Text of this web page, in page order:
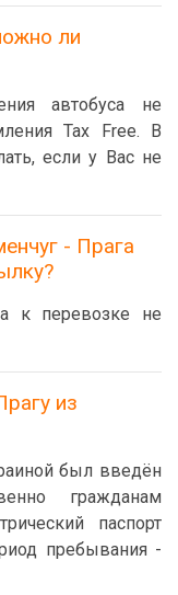
ли
автобуса не
Tax Free. В
если у Вас не
- Прага
к перевозке не
из
был введён
гражданам
паспорт
пребывания -